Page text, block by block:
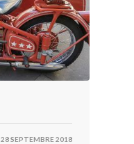
28 SEPTEMBRE 2018